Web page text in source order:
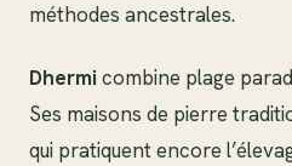
méthodes ancestrales.
Dhermi combine plage
Ses maisons de pierre
qui pratiquent encore